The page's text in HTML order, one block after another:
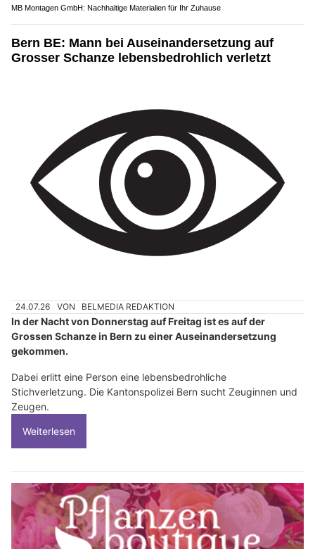
MB Montagen GmbH: Nachhaltige Materialien für Ihr Zuhause
Bern BE: Mann bei Auseinandersetzung auf
Grosser Schanze lebensbedrohlich verletzt
24.07.26 VON BELMEDIA REDAKTION
In der Nacht von Donnerstag auf Freitag ist es auf der
Grossen Schanze in Bern zu einer Auseinandersetzung
gekommen.
Dabei erlitt eine Person eine lebensbedrohliche
Stichverletzung. Die Kantonspolizei Bern sucht Zeuginnen und
Zeugen.
Weiterlesen